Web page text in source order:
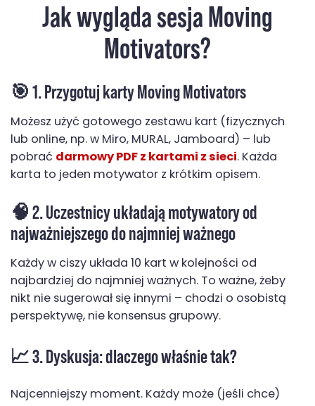
Jak wygląda sesja Moving
Motivators?
🎯 1. Przygotuj karty Moving Motivators
Możesz użyć gotowego zestawu kart (fizycznych
lub online, np. w Miro, MURAL, Jamboard) – lub
pobrać darmowy PDF z kartami z sieci. Każda
karta to jeden motywator z krótkim opisem.
🧠 2. Uczestnicy układają motywatory od
najważniejszego do najmniej ważnego
Każdy w ciszy układa 10 kart w kolejności od
najbardziej do najmniej ważnych. To ważne, żeby
nikt nie sugerował się innymi – chodzi o osobistą
perspektywę, nie konsensus grupowy.
📈 3. Dyskusja: dlaczego właśnie tak?
Najcenniejszy moment. Każdy może (jeśli chce)